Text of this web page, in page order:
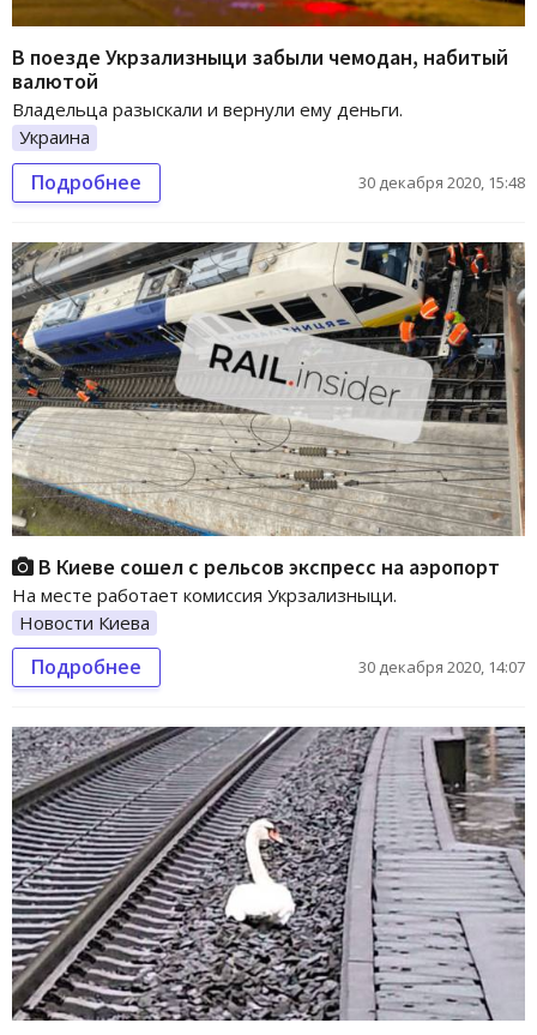
В поезде Укрзализныци забыли чемодан, набитый
валютой
Владельца разыскали и вернули ему деньги.
Украина
Подробнее 30 декабря 2020, 15:48
В Киеве сошел с рельсов экспресс на аэропорт
На месте работает комиссия Укрзализныци.
Новости Киева
Подробнее 30 декабря 2020, 14:07